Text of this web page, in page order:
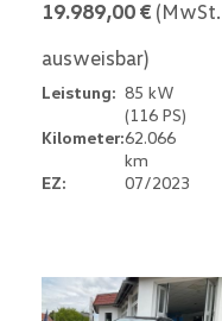
19.989,00 € (MwSt.
ausweisbar)
Leistung: 85 kW
(116 PS)
Kilometer:62.066
km
EZ:
07/2023